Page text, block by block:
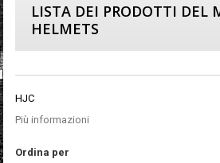
LISTA DEI PRODOTTI DEL
HELMETS
HJC
Più informazioni
Ordina per